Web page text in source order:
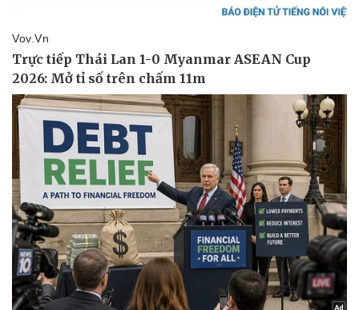
Pháp luật
Vụ án
Tin nóng
Tư vấn luật
Vũ khí
Việt Nam
Phân tích